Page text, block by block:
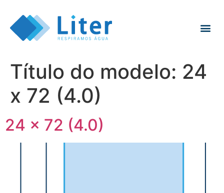
Título do modelo: 24
x 72 (4.0)
24 x 72 (4.0)